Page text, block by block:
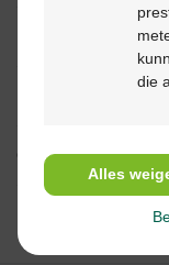
Gebruik
die
Alles